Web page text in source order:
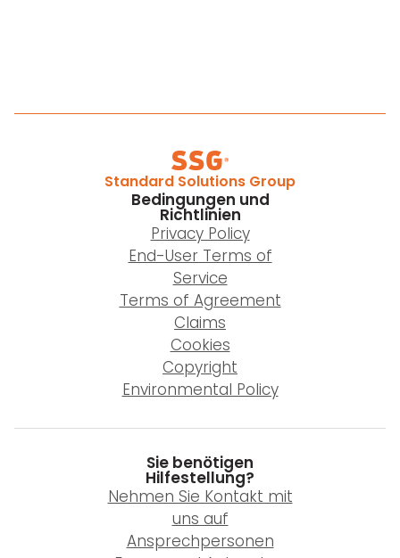
Standard Solutions Group
Bedingungen und
Richtlinien
Privacy Policy
End-User Terms of
Service
Terms of Agreement
Claims
Cookies
Copyright
Environmental Policy
Sie benötigen
Hilfestellung?
Nehmen Sie Kontakt mit
uns auf
Ansprechpersonen